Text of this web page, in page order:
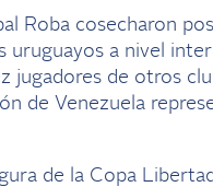
Roba cosecharon
uruguayos a nivel
jugadores de otros
de Venezuela
de la Copa